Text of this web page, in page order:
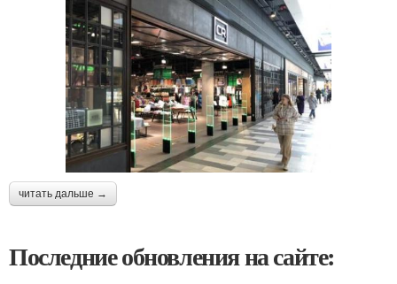
читать дальше →
Последние обновления на сайте: